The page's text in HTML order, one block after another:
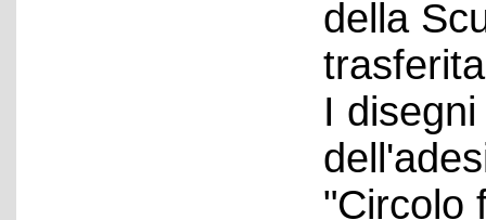
della
I
"Circolo